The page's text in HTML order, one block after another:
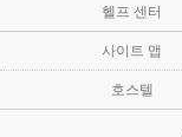
헬프 센터
사이트 맵
호스텔